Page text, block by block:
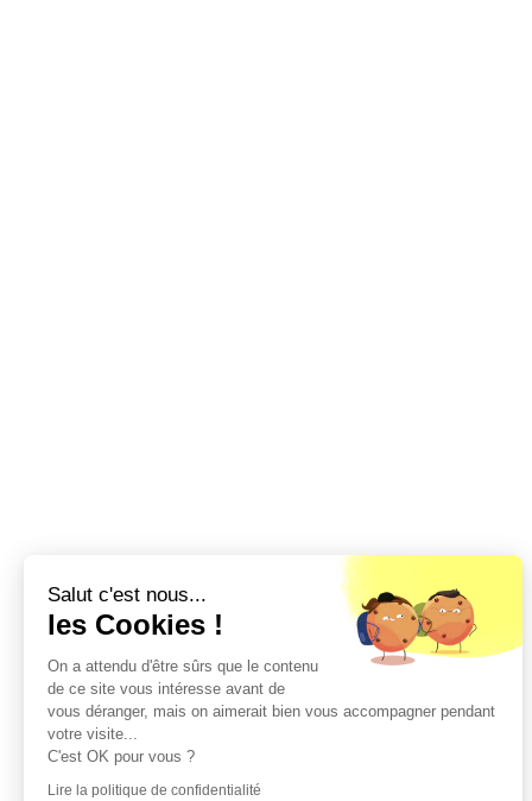
Salut c'est nous...
les Cookies !
On a attendu d'être sûrs que le contenu
de ce site vous intéresse avant de
vous déranger, mais on aimerait bien vous accompagner pendant
votre visite...
C'est OK pour vous ?
Lire la politique de confidentialité